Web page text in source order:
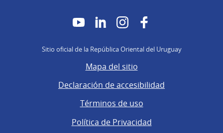
YouTubeLinkedInInstagram
Sitio oficial de la República Oriental del Uruguay
Mapa del sitio
Declaración de accesibilidad
Términos de uso
Política de Privacidad